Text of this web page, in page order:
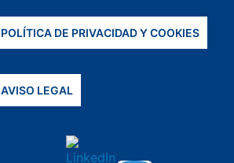
POLÍTICA DE PRIVACIDAD Y COOKIES
AVISO LEGAL